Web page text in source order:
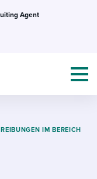
Agent
IM BEREICH